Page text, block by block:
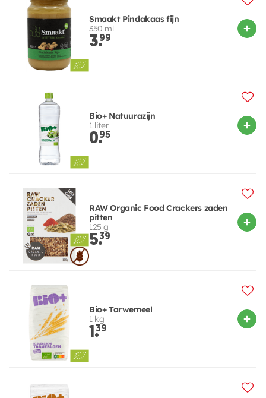
Smaakt Pindakaas fijn
350 ml
3.99
Bio+ Natuurazijn
1 liter
0.95
RAW Organic Food Crackers zaden
pitten
125 g
5.39
Bio+ Tarwemeel
1 kg
1.39